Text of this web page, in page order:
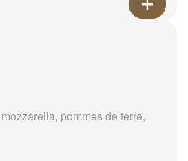
pommes de terre,